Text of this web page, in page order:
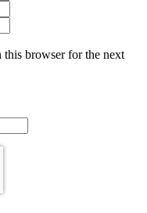
this browser for the next